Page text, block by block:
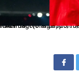
Rotterdam (Olanda) 25/10/2023 - Champions League / Feyenoord-Lazio / foto Imago/Image Sport nella foto: esultanza gol Santiago Gimenez ONLY ITALY